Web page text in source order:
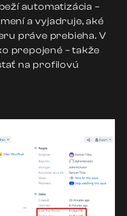
automatizácia –
avyjadruje, aké
práve prebieha. V
prepojené – takže
na profilovú